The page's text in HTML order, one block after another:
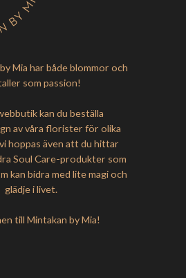
Mia har både blommor och
som passion!
kan du beställa
av våra florister för olika
hoppas även att du hittar
Soul Care-produkter som
kan bidra med lite magi och
glädje i livet.
till Mintakan by Mia!